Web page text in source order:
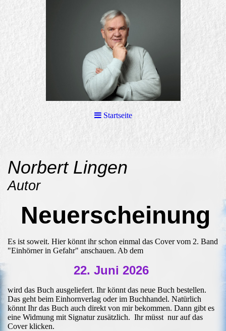
Startseite
Norbert Lingen
Autor
Neuerscheinung
Es ist soweit. Hier könnt ihr schon einmal das Cover vom 2. Band
"Einhörner in Gefahr" anschauen. Ab dem
22. Juni 2026
wird das Buch ausgeliefert. Ihr könnt das neue Buch bestellen.
Das geht beim Einhornverlag oder im Buchhandel. Natürlich
könnt Ihr das Buch auch direkt von mir bekommen. Dann gibt es
eine Widmung mit Signatur zusätzlich. Ihr müsst nur auf das
Cover klicken.